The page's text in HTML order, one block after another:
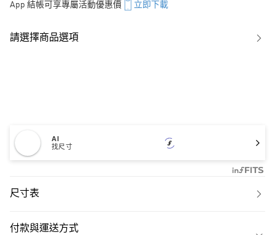
App 結帳可享專屬活動優惠價 立即下載
請選擇商品選項
AI
找尺寸
尺寸表
付款與運送方式